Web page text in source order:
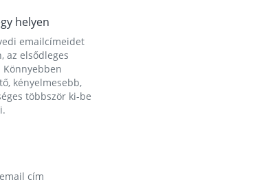
helyen
emailcímeidet
az elsődleges
kényelmesebb,
többször ki-be
cím